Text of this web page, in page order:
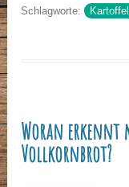
Schlagworte:
Woran erkennt
Vollkornbrot?